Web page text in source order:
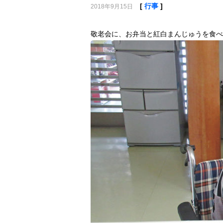
2018年9月15日 [ 行事]
敬老会に、お弁当と紅白まんじゅうを食